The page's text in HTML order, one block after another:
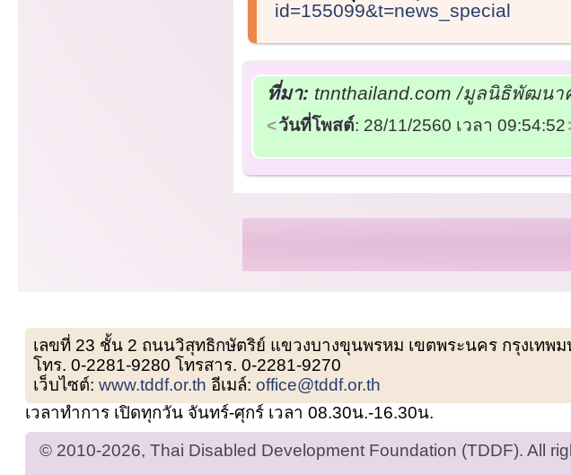
id=155099&t=news_special
ที่มา: tnnthailand.com /มูลนิธิพัฒนา
วันที่โพสต์: 28/11/2560 เวลา 09:54:52
เลขที่ 23 ชั้น 2 ถนนวิสุทธิกษัตริย์ แขวงบางขุนพรหม เขตพระนคร กรุงเทพ
โทร. 0-2281-9280 โทรสาร. 0-2281-9270
เว็บไซต์:www.tddf.or.th อีเมล์:office@tddf.or.th
เวลาทำการ เปิดทุกวัน จันทร์-ศุกร์ เวลา 08.30น.-16.30น.
© 2010-2026, Thai Disabled Development Foundation (TDDF). All